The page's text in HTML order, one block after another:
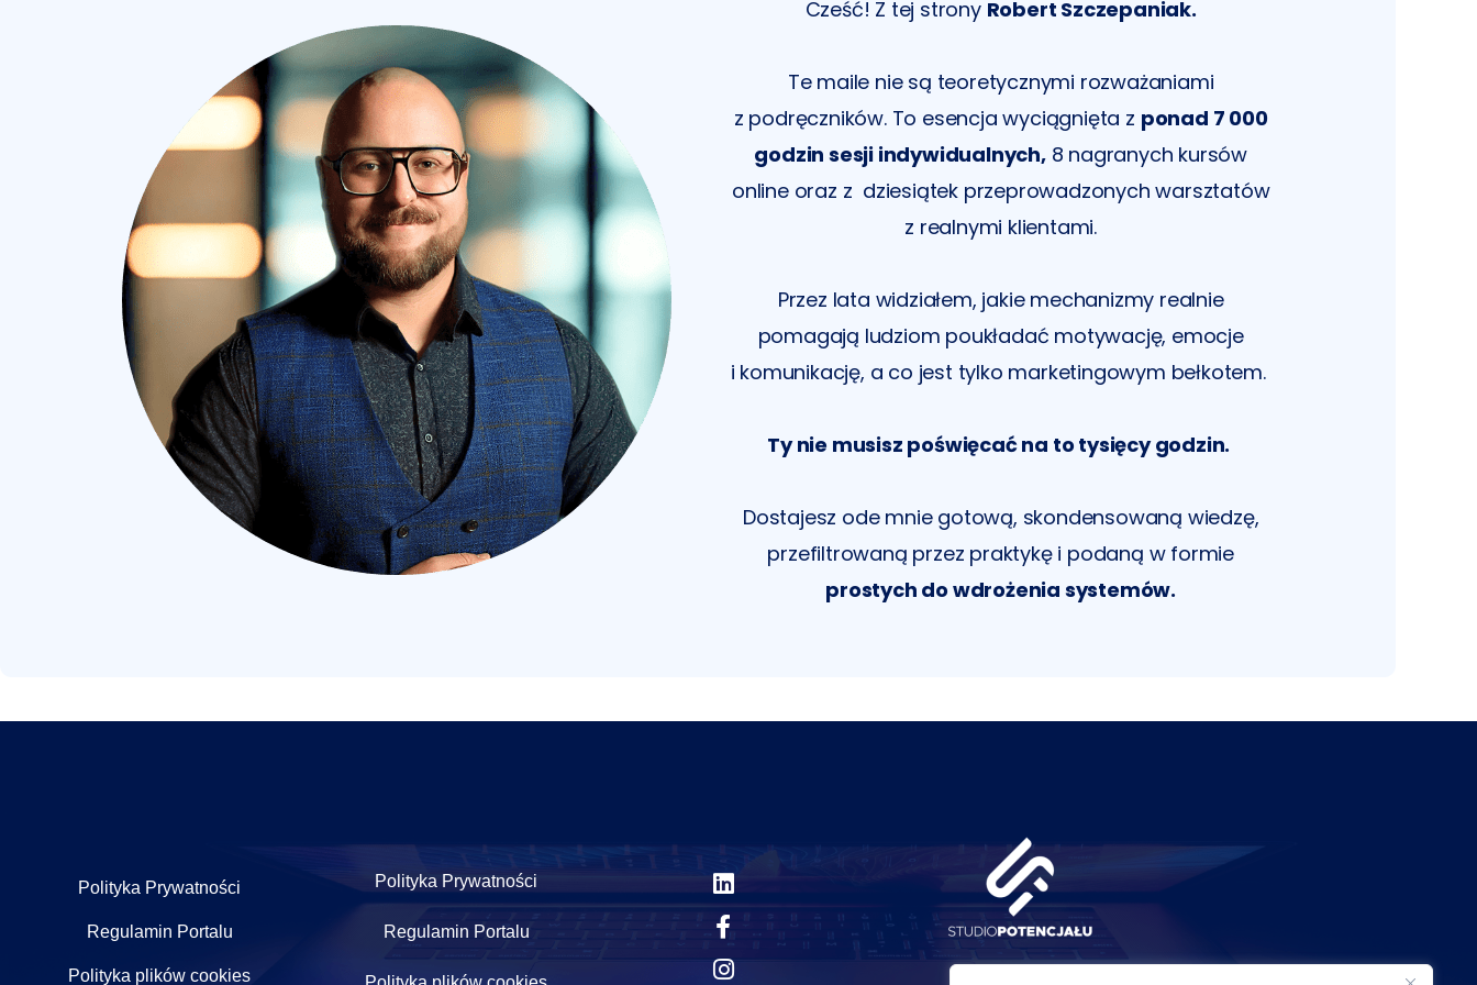
Cześć! Z tej strony Robert Szczepaniak.
Te maile nie są teoretycznymi rozważaniami
z podręczników. To esencja wyciągnięta z ponad 7 000
godzin sesji indywidualnych,8 nagranych kursów
online oraz z dziesiątek przeprowadzonych warsztatów
z realnymi klientami.
Przez lata widziałem, jakie mechanizmy realnie
pomagają ludziom poukładać motywację, emocje
i komunikację, a co jest tylko marketingowym bełkotem.
Ty nie musisz poświęcać na to tysięcy godzin.
Dostajesz ode mnie gotową, skondensowaną wiedzę,
przefiltrowaną przez praktykę i podaną w formie
prostych do wdrożenia systemów.
Polityka Prywatności
Regulamin Portalu
Polityka plików cookies
Polityka Prywatności
Regulamin Portalu
Linkedin
Facebook-
f
Instagram